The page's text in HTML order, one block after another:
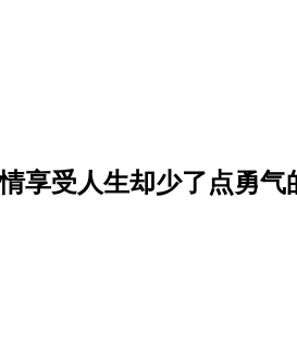
享受人生却少了点勇气